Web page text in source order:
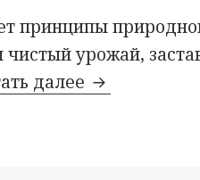
принципы
урожай,
далее Борьба с